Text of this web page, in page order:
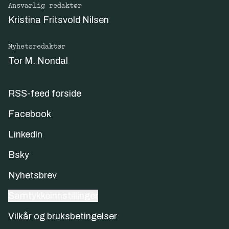
Ansvarlig redaktør
Kristina Fritsvold Nilsen
Nyhetsredaktør
Tor M. Nondal
RSS-feed forside
Facebook
Linkedin
Bsky
Nyhetsbrev
Vilkår og bruksbetingelser